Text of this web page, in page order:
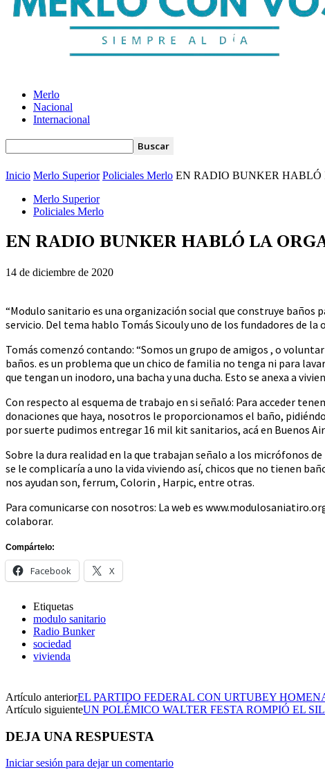
Merlo
Nacional
Internacional
Inicio Merlo Superior Policiales Merlo EN RADIO BUNKER
Merlo Superior
Policiales Merlo
EN RADIO BUNKER HABLÓ LA
14 de diciembre de 2020
“Modulo sanitario es una organización social que construye baños
servicio. Del tema hablo Tomás Sicouly uno de los fundadores de la
Tomás comenzó contando: “Somos un grupo de amigos , o
baños. es un problema que un chico de familia no tenga ni para
que tengan un inodoro, una bacha y una ducha. Esto se anexa a
Con respecto al esquema de trabajo en si señaló: Para acceder
donaciones que haya, nosotros le proporcionamos el baño,
por suerte pudimos entregar 16 mil kit sanitarios, acá en Buenos
Sobre la dura realidad en la que trabajan señalo a los micrófonos
se le complicaría a uno la vida viviendo así, chicos que no tienen
nos ayudan son, ferrum, Colorin , Harpic, entre otras.
Para comunicarse con nosotros: La web es
colaborar.
Compártelo:
Facebook X
Etiquetas
modulo sanitario
Radio Bunker
sociedad
vivienda
Artículo anteriorEL PARTIDO FEDERAL CON URTUBEY
Artículo siguienteUN POLÉMICO WALTER FESTA ROMPIÓ EL
DEJA UNA RESPUESTA
Iniciar sesión para dejar un comentario